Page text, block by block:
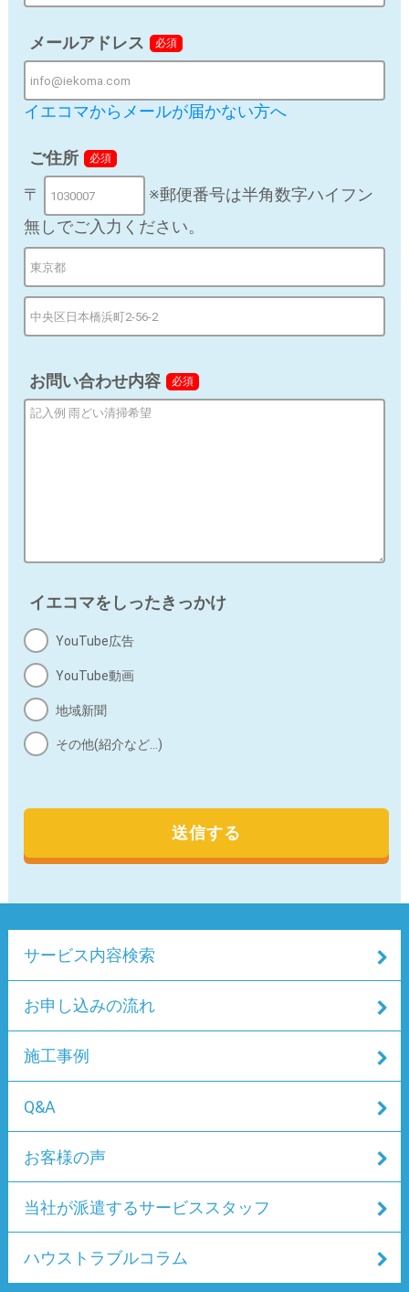
法令の要請に基づく場合を除き、取得した個人情報をご
ただし、以下のいずれかに該当する場合はその限りでは
第三者に提供する目的：当社が提携する施工業者に対
してユーザーの施工を依頼する場合
提供する個人情報の項目：氏名、住所、電話番号
提供の手段又は方法：提携先フォームに入力
当該情報の提供を受ける者又は提供を受ける者の組織
の種類、及び属性：提携する施工業者
個人情報の取り扱いに関する契約がある場合はその
当個人情報の取扱いを委託することがあります。委託に
あたっては、委託先における個人情報の安全管理が図ら
情報の利用目的の通知、開示（第三者提供記録の開示を
及び第三者への提供の停止（「開示等」という）に応じ
ます。
開示等の求めに応じる窓口は、以下の「お問合せ先」を
ご覧ください。
g) 個人情報の入力項目について
個人情報の各入力項目への入力は、任意となっておりま
h) Cookie（クッキー）について
報です。システムが個々の利用者を判別するために使用
されるもので、ユーザーが個人情報等を入力する手間を
省くことができます。
受け取りを拒否することも可能です。ただし、Cookieを
拒否する設定の場合、一部コンテンツの利用に制限が発
生する場合があります。
i) 個人情報の安全管理措置
このサイトは、SSL（Secure Socket Layer)暗号化措置に
より、個人情報への不正アクセス、その盗用などから保
毀損の防止と是正、その他個人情報の安全管理のため
に、必要かつ適切な措置を講じています。
メールアドレス 必須
イエコマからメールが届かない方へ
ご住所 必須
〒
※郵便番号は半角数字ハイフン
無しでご入力ください。
お問い合わせ内容 必須
イエコマをしったきっかけ
YouTube広告
YouTube動画
地域新聞
その他(紹介など…)
サービス内容検索
お申し込みの流れ
施工事例
Q&A
お客様の声
当社が派遣するサービススタッフ
ハウストラブルコラム